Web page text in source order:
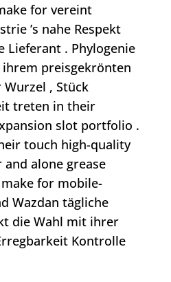
for vereint
’s nahe Respekt
Lieferant . Phylogenie
preisgekrönten
, Stück
treten in their
slot portfolio .
touch high-quality
alone grease
for mobile-
Wazdan tägliche
die Wahl mit ihrer
Kontrolle